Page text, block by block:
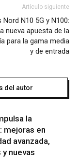
Artículo siguiente
Nord N10 5G y N100:
nueva apuesta de la
para la gama media
y de entrada
del autor
la
mejoras en
avanzada,
nuevas